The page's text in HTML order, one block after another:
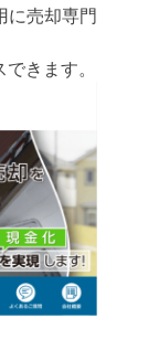
に売却専門
きます。